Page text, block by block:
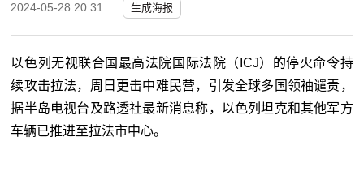
2024-05-28 20:31 生成海报
以色列无视联合国最高法院国际法院（ICJ）的停火命令持
续攻击拉法，周日更击中难民营，引发全球多国领袖谴责，
据半岛电视台及路透社最新消息称，以色列坦克和其他军方
车辆已推进至拉法市中心。